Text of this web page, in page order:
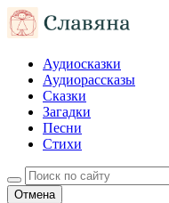
Аудиосказки
Аудиорассказы
Сказки
Загадки
Песни
Стихи
Отмена